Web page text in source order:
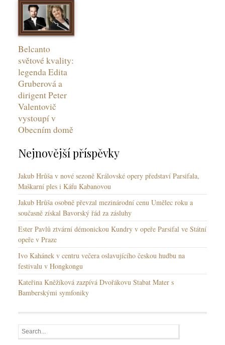
Belcanto
světové kvality:
legenda Edita
Gruberová a
dirigent Peter
Valentovič
vystoupí v
Obecním domě
Nejnovější příspěvky
Jakub Hrůša v nové sezoně Královské opery představí Parsifala,
Maškarní ples i Káťu Kabanovou
Jakub Hrůša osobně převzal mezinárodní cenu Umělec roku a
současně získal Bavorský řád za zásluhy
Ester Pavlů ztvární démonickou Kundry v opeře Parsifal ve Státní
opeře v Praze
Ivo Kahánek v centru večera oslavujícího českou hudbu na
festivalu v Hongkongu
Kateřina Kněžíková zazpívá Dvořákovu Stabat Mater s
Bamberskými symfoniky